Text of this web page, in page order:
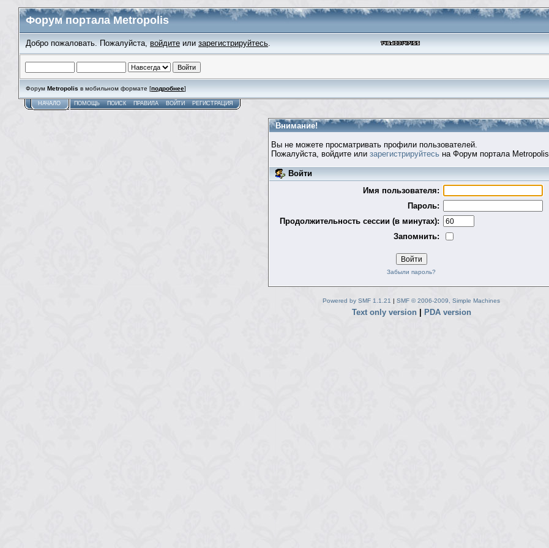
Форум портала Metropolis
Добро пожаловать. Пожалуйста, войдите или зарегистрируйтесь.
Форум Metropolis в мобильном формате [подробнее]
НАЧАЛО ПОМОЩЬ ПОИСК ПРАВИЛА ВОЙТИ РЕГИСТРАЦИЯ
Внимание!
Вы не можете просматривать профили пользователей.
Пожалуйста, войдите или зарегистрируйтесь на Форум портала Metropolis.
Войти
Имя пользователя:
Пароль:
Продолжительность сессии (в минутах):
Запомнить:
Забыли пароль?
Powered by SMF 1.1.21 | SMF © 2006-2009, Simple Machines
Text only version | PDA version